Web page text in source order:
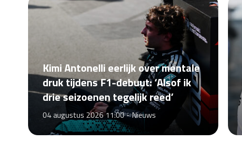
Kimi Antonelli eerlijk over mentale
druk tijdens F1-debuut: ‘Alsof ik
drie seizoenen tegelijk reed’
04 augustus 2026 11:00 -Nieuws